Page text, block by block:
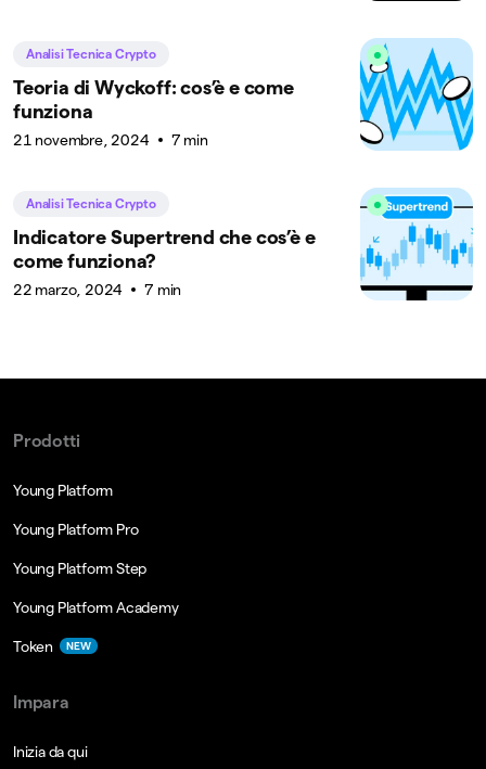
Analisi Tecnica Crypto
Teoria di Wyckoff: cos’è e come
funziona
21 novembre, 2024 7 min
Analisi Tecnica Crypto
Indicatore Supertrend che cos’è e
come funziona?
22 marzo, 2024 7 min
Prodotti
Young Platform
Young Platform Pro
Young Platform Step
Young Platform Academy
Token NEW
Impara
Inizia da qui